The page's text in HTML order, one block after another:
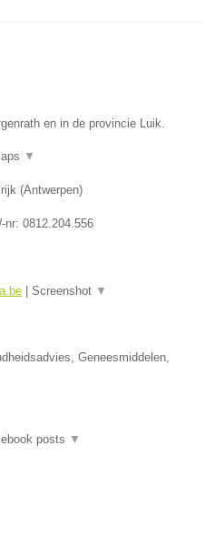
en in de provincie Luik.
▼
(Antwerpen)
nr: 0812.204.556
Screenshot ▼
Geneesmiddelen,
posts ▼